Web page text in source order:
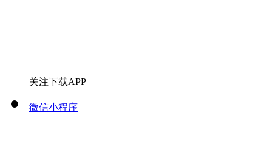
关注下载APP
微信小程序